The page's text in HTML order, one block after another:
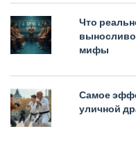
Что
мифы
Самое
уличной